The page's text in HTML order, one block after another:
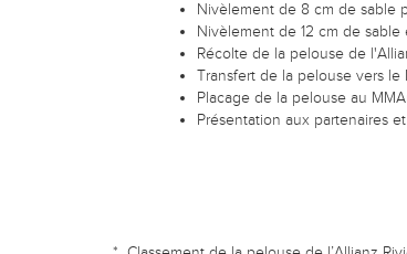
Nivèlement de 8 cm de sable
Nivèlement de 12 cm de
Récolte de la pelouse de
Transfert de la pelouse vers le
Placage de la pelouse au
Présentation aux partenaires